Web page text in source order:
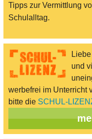
Tipps zur Vermittlung
Schulalltag.
und
werbefrei im Unterricht
bitte die SCHUL-